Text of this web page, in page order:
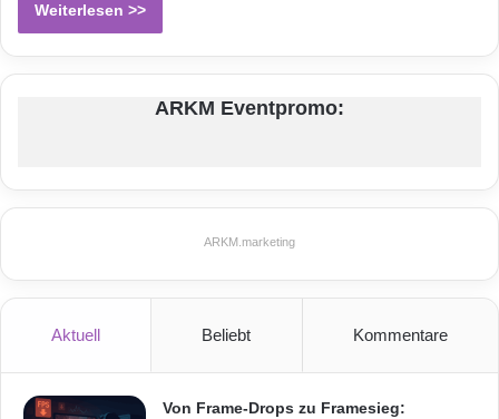
Weiterlesen >>
ARKM Eventpromo:
ARKM.marketing
Aktuell Beliebt Kommentare
Von Frame-Drops zu Framesieg: